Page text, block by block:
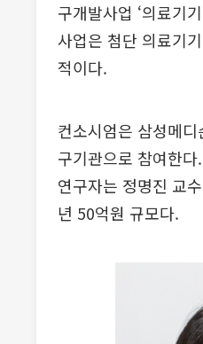
구개발사업 ‘의료기
사업은 첨단 의료기
적이다.
컨소시엄은 삼성메
구기관으로 참여한
연구자는 정명진 교
년 50억원 규모다.